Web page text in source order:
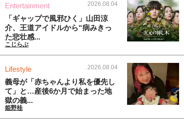
Entertainment 2026.08.04
「ギャップで風邪ひく」山田涼
介、王道アイドルから“病みきっ
た悲壮感...
こじらぶ
Lifestyle 2026.08.04
義母が「赤ちゃんより私を優先し
て」と…産後6か月で始まった地
獄の義...
姫野桂